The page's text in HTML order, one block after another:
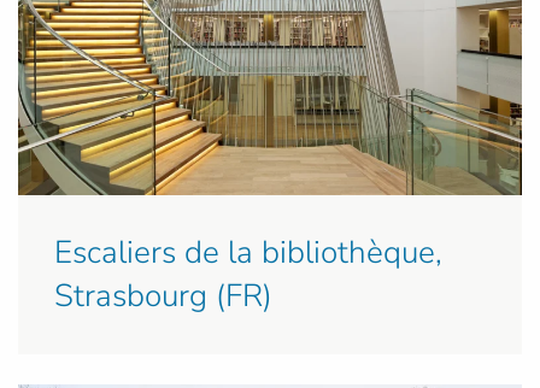
Escaliers de la bibliothèque,
Strasbourg (FR)